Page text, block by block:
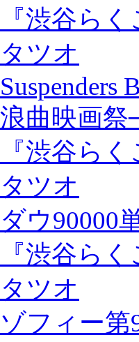
『渋谷ら
タツオ
Suspenders
浪曲映画祭
『渋谷ら
タツオ
ダウ90000
『渋谷ら
タツオ
ゾフィー